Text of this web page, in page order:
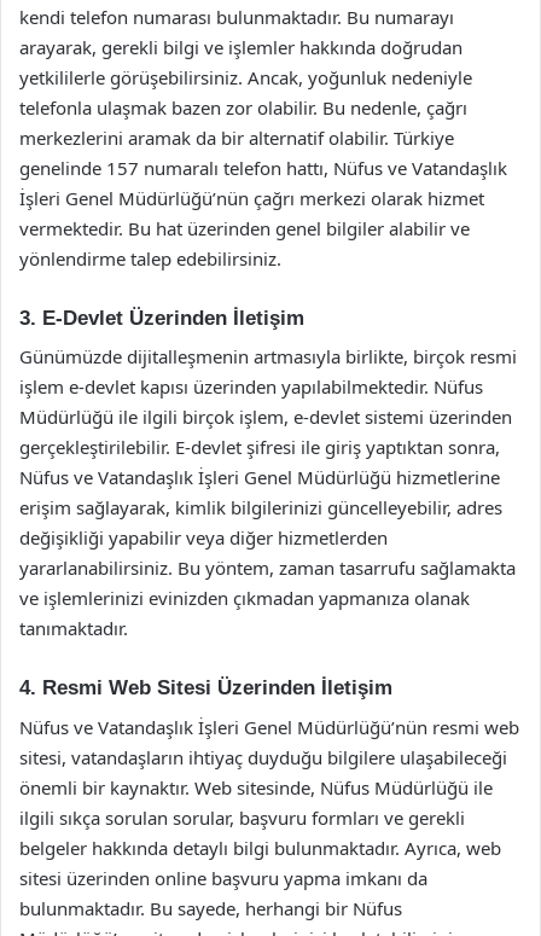
kendi telefon numarası bulunmaktadır. Bu numarayı
arayarak, gerekli bilgi ve işlemler hakkında doğrudan
yetkililerle görüşebilirsiniz. Ancak, yoğunluk nedeniyle
telefonla ulaşmak bazen zor olabilir. Bu nedenle, çağrı
merkezlerini aramak da bir alternatif olabilir. Türkiye
genelinde 157 numaralı telefon hattı, Nüfus ve Vatandaşlık
İşleri Genel Müdürlüğü’nün çağrı merkezi olarak hizmet
vermektedir. Bu hat üzerinden genel bilgiler alabilir ve
yönlendirme talep edebilirsiniz.
3. E-Devlet Üzerinden İletişim
Günümüzde dijitalleşmenin artmasıyla birlikte, birçok resmi
işlem e-devlet kapısı üzerinden yapılabilmektedir. Nüfus
Müdürlüğü ile ilgili birçok işlem, e-devlet sistemi üzerinden
gerçekleştirilebilir. E-devlet şifresi ile giriş yaptıktan sonra,
Nüfus ve Vatandaşlık İşleri Genel Müdürlüğü hizmetlerine
erişim sağlayarak, kimlik bilgilerinizi güncelleyebilir, adres
değişikliği yapabilir veya diğer hizmetlerden
yararlanabilirsiniz. Bu yöntem, zaman tasarrufu sağlamakta
ve işlemlerinizi evinizden çıkmadan yapmanıza olanak
tanımaktadır.
4. Resmi Web Sitesi Üzerinden İletişim
Nüfus ve Vatandaşlık İşleri Genel Müdürlüğü’nün resmi web
sitesi, vatandaşların ihtiyaç duyduğu bilgilere ulaşabileceği
önemli bir kaynaktır. Web sitesinde, Nüfus Müdürlüğü ile
ilgili sıkça sorulan sorular, başvuru formları ve gerekli
belgeler hakkında detaylı bilgi bulunmaktadır. Ayrıca, web
sitesi üzerinden online başvuru yapma imkanı da
bulunmaktadır. Bu sayede, herhangi bir Nüfus